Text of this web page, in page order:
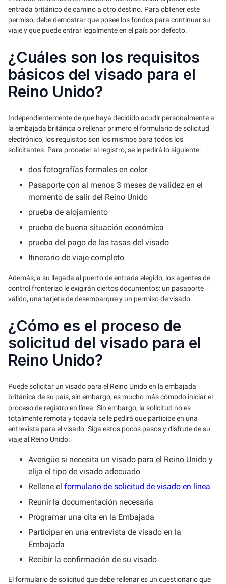
entrada británico de camino a otro destino. Para obtener este
permiso, debe demostrar que posee los fondos para continuar su
viaje y que puede entrar legalmente en el país por defecto.
¿Cuáles son los requisitos
básicos del visado para el
Reino Unido?
Independientemente de que haya decidido acudir personalmente a
la embajada británica o rellenar primero el formulario de solicitud
electrónico, los requisitos son los mismos para todos los
solicitantes. Para proceder al registro, se le pedirá lo siguiente:
dos fotografías formales en color
Pasaporte con al menos 3 meses de validez en el
momento de salir del Reino Unido
prueba de alojamiento
prueba de buena situación económica
prueba del pago de las tasas del visado
Itinerario de viaje completo
Además, a su llegada al puerto de entrada elegido, los agentes de
control fronterizo le exigirán ciertos documentos: un pasaporte
válido, una tarjeta de desembarque y un permiso de visado.
¿Cómo es el proceso de
solicitud del visado para el
Reino Unido?
Puede solicitar un visado para el Reino Unido en la embajada
británica de su país, sin embargo, es mucho más cómodo iniciar el
proceso de registro en línea. Sin embargo, la solicitud no es
totalmente remota y todavía se le pedirá que participe en una
entrevista para el visado. Siga estos pocos pasos y disfrute de su
viaje al Reino Unido:
Averigüe si necesita un visado para el Reino Unido y
elija el tipo de visado adecuado
Rellene el formulario de solicitud de visado en línea
Reunir la documentación necesaria
Programar una cita en la Embajada
Participar en una entrevista de visado en la
Embajada
Recibir la confirmación de su visado
El formulario de solicitud que debe rellenar es un cuestionario que